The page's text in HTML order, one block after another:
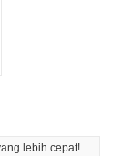
lebih cepat!